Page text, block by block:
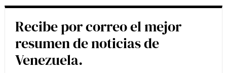
Recibe por correo el mejor
resumen de noticias de
Venezuela.